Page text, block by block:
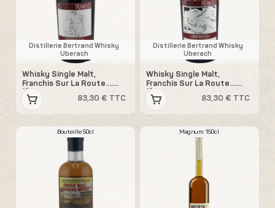
Distillerie Bertrand Whisky
Uberach
Whisky Single Malt,
Franchis Sur La Route….
(Élevage dans une barrique
du Domaine Jean-Marc
Brignot)
83,30 € TTC
Distillerie Bertrand Whisky
Uberach
Whisky Single Malt,
Franchis Sur La Route….
(Élevage dans une barrique
du Domaine Grosperrin)
83,30 € TTC
Bouteille 50cl Magnum 150cl